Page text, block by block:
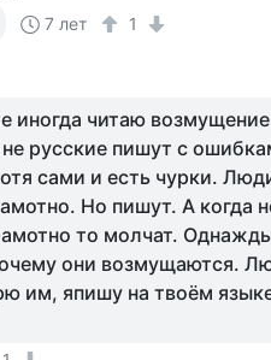
7 лет 1
иногда читаю
русские пишут с
сами и есть чурки.
Но пишут. А когда
то молчат.
они возмущаются.
им, япишу на твоём